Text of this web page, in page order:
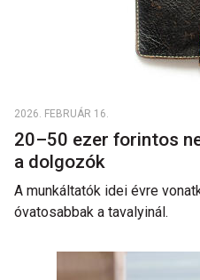
2026. FEBRUÁR 16.
20–50 ezer forintos
a dolgozók
A munkáltatók idei évre
óvatosabbak a tavalyinál.